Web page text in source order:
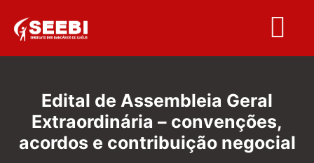
Edital de Assembleia Geral
Extraordinária – convenções,
acordos e contribuição negocial